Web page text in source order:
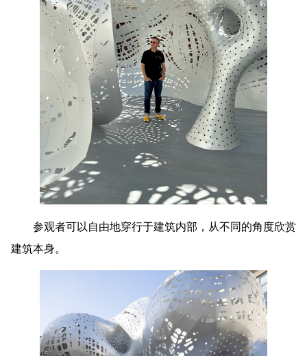
参观者可以自由地穿行于建筑内部，从不同的角度欣赏
建筑本身。